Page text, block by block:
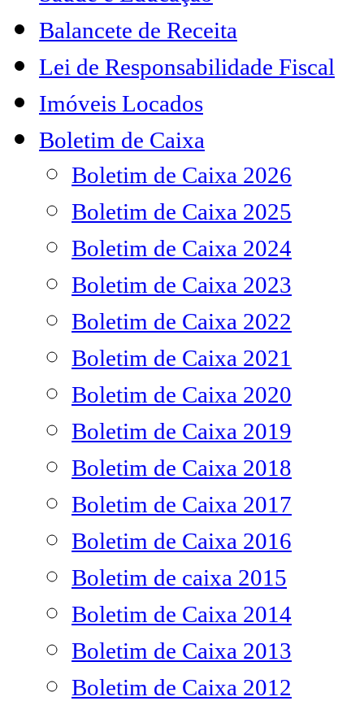
Balancete de Receita
Lei de Responsabilidade Fiscal
Imóveis Locados
Boletim de Caixa
Boletim de Caixa 2026
Boletim de Caixa 2025
Boletim de Caixa 2024
Boletim de Caixa 2023
Boletim de Caixa 2022
Boletim de Caixa 2021
Boletim de Caixa 2020
Boletim de Caixa 2019
Boletim de Caixa 2018
Boletim de Caixa 2017
Boletim de Caixa 2016
Boletim de caixa 2015
Boletim de Caixa 2014
Boletim de Caixa 2013
Boletim de Caixa 2012